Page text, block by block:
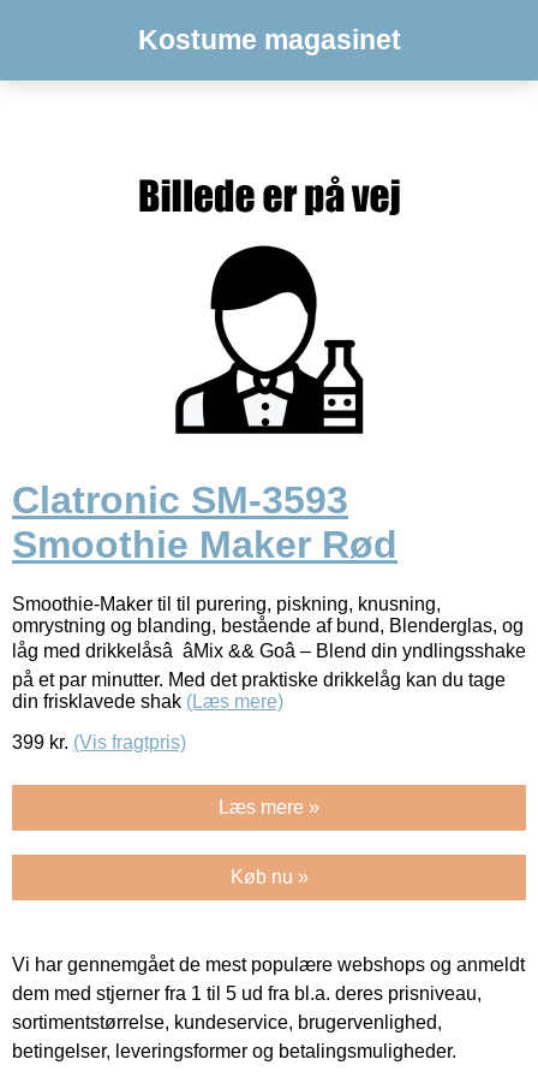
Kostume magasinet
Clatronic SM-3593
Smoothie Maker Rød
Smoothie-Maker til til purering, piskning, knusning,
omrystning og blanding, bestående af bund, Blenderglas, og
låg med drikkelåsâ âMix && Goâ – Blend din yndlingsshake
på et par minutter. Med det praktiske drikkelåg kan du tage
din frisklavede shak (Læs mere)
399 kr. (Vis fragtpris)
Læs mere »
Køb nu »
Vi har gennemgået de mest populære webshops og anmeldt
dem med stjerner fra 1 til 5 ud fra bl.a. deres prisniveau,
sortimentstørrelse, kundeservice, brugervenlighed,
betingelser, leveringsformer og betalingsmuligheder.